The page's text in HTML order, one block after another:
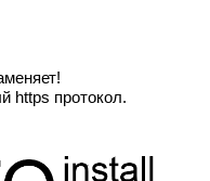
https протокол.